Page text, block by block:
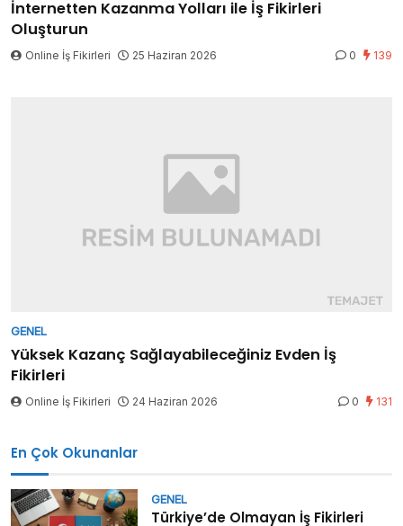
İnternetten Kazanma Yolları ile İş Fikirleri
Oluşturun
Online İş Fikirleri 25 Haziran 2026 0 139
GENEL
Yüksek Kazanç Sağlayabileceğiniz Evden İş
Fikirleri
Online İş Fikirleri 24 Haziran 2026 0 131
En Çok Okunanlar
GENEL
Türkiye’de Olmayan İş Fikirleri